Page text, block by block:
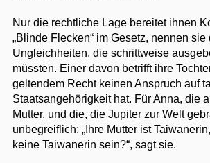
Nur die rechtliche Lage bereitet ihnen
„Blinde Flecken“ im Gesetz, nennen
Ungleichheiten, die schrittweise
müssten. Einer davon betrifft ihre
geltendem Recht keinen Anspruch auf
Staatsangehörigkeit hat. Für Anna, die
Mutter, und die, die Jupiter zur Welt
unbegreiflich: „Ihre Mutter ist
keine Taiwanerin sein?“, sagt sie.